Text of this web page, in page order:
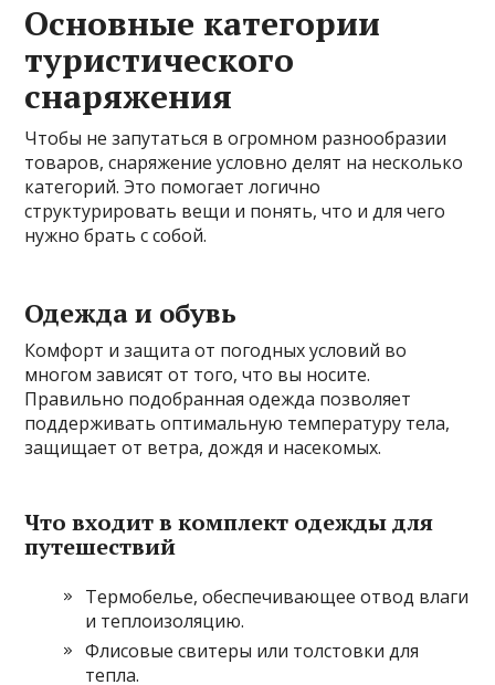
Основные категории
туристического
снаряжения
Чтобы не запутаться в огромном разнообразии
товаров, снаряжение условно делят на несколько
категорий. Это помогает логично
структурировать вещи и понять, что и для чего
нужно брать с собой.
Одежда и обувь
Комфорт и защита от погодных условий во
многом зависят от того, что вы носите.
Правильно подобранная одежда позволяет
поддерживать оптимальную температуру тела,
защищает от ветра, дождя и насекомых.
Что входит в комплект одежды для
путешествий
Термобелье, обеспечивающее отвод влаги
и теплоизоляцию.
Флисовые свитеры или толстовки для
тепла.